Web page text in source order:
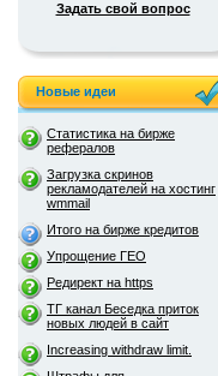
Задать свой вопрос
Новые идеи
Статистика на бирже
рефералов
Загрузка скринов
рекламодателей на хостинг
wmmail
Итого на бирже кредитов
Упрощение ГЕО
Редирект на https
ТГ канал Беседка приток
новых людей в сайт
Increasing withdraw limit.